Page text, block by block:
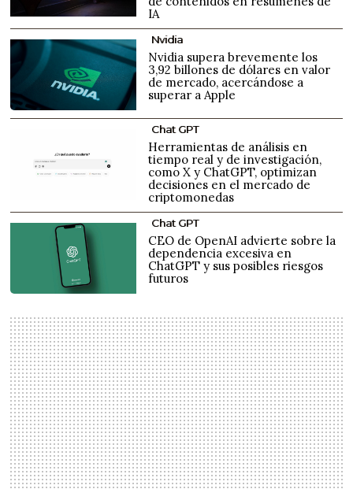
IA
Nvidia
Nvidia supera brevemente los
3,92 billones de dólares en valor
de mercado, acercándose a
superar a Apple
Chat GPT
Herramientas de análisis en
tiempo real y de investigación,
como X y ChatGPT, optimizan
decisiones en el mercado de
criptomonedas
Chat GPT
CEO de OpenAI advierte sobre la
dependencia excesiva en
ChatGPT y sus posibles riesgos
futuros